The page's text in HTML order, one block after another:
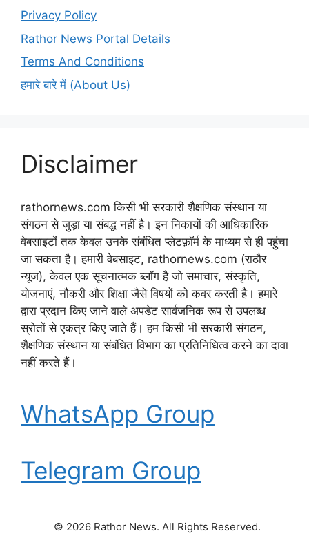
Privacy Policy
Rathor News Portal Details
Terms And Conditions
हमारे बारे में (About Us)
Disclaimer
rathornews.com किसी भी सरकारी शैक्षणिक संस्थान या
संगठन से जुड़ा या संबद्ध नहीं है। इन निकायों की आधिकारिक
वेबसाइटों तक केवल उनके संबंधित प्लेटफ़ॉर्म के माध्यम से ही पहुंचा
जा सकता है। हमारी वेबसाइट, rathornews.com (राठौर
न्यूज), केवल एक सूचनात्मक ब्लॉग है जो समाचार, संस्कृति,
योजनाएं, नौकरी और शिक्षा जैसे विषयों को कवर करती है। हमारे
द्वारा प्रदान किए जाने वाले अपडेट सार्वजनिक रूप से उपलब्ध
स्रोतों से एकत्र किए जाते हैं। हम किसी भी सरकारी संगठन,
शैक्षणिक संस्थान या संबंधित विभाग का प्रतिनिधित्व करने का दावा
नहीं करते हैं।
WhatsApp Group
Telegram Group
© 2026 Rathor News. All Rights Reserved.